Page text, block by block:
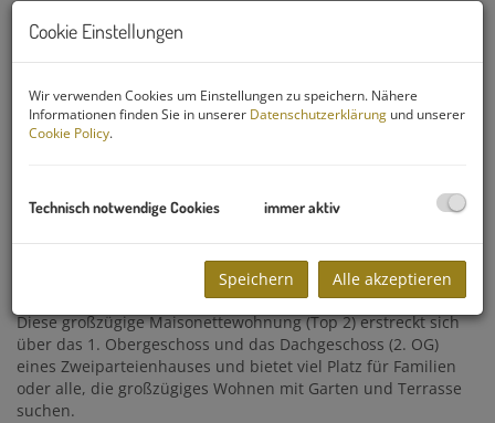
Terrasse mit Aussicht
Helles Ruheparadies für die ganze Familie!
Diese großzügige Maisonettewohnung (Top 2) erstreckt sich
über das 1. Obergeschoss und das Dachgeschoss (2. OG)
eines Zweiparteienhauses und bietet viel Platz für Familien
oder alle, die großzügiges Wohnen mit Garten und Terrasse
suchen.
Cookie Einstellungen
Wir verwenden Cookies um Einstellungen zu speichern. Nähere
Informationen finden Sie in unserer Datenschutzerklärung und unserer
Cookie Policy.
Technisch notwendige Cookies immer aktiv
Speichern Alle akzeptieren